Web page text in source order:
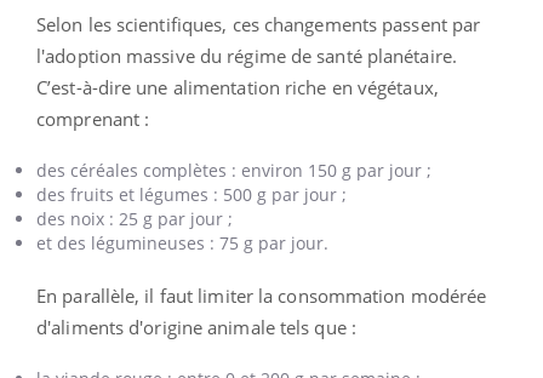
Selon les scientifiques, ces changements passent par
l'adoption massive du régime de santé planétaire.
C’est-à-dire une alimentation riche en végétaux,
comprenant :
des céréales complètes : environ 150 g par jour ;
des fruits et légumes : 500 g par jour ;
des noix : 25 g par jour ;
et des légumineuses : 75 g par jour.
En parallèle, il faut limiter la consommation modérée
d'aliments d'origine animale tels que :